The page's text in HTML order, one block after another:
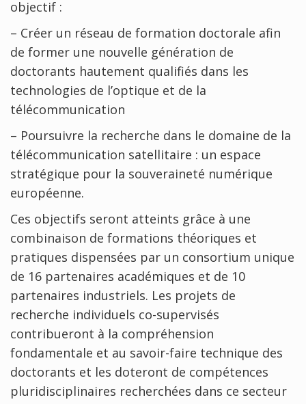
objectif :
– Créer un réseau de formation doctorale afin
de former une nouvelle génération de
doctorants hautement qualifiés dans les
technologies de l’optique et de la
télécommunication
– Poursuivre la recherche dans le domaine de la
télécommunication satellitaire : un espace
stratégique pour la souveraineté numérique
européenne.
Ces objectifs seront atteints grâce à une
combinaison de formations théoriques et
pratiques dispensées par un consortium unique
de 16 partenaires académiques et de 10
partenaires industriels. Les projets de
recherche individuels co-supervisés
contribueront à la compréhension
fondamentale et au savoir-faire technique des
doctorants et les doteront de compétences
pluridisciplinaires recherchées dans ce secteur